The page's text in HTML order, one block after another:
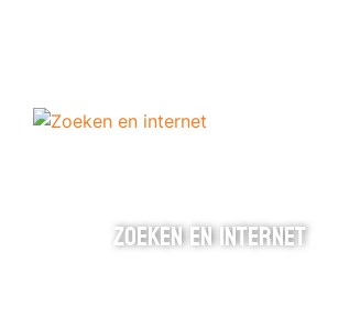
ZOEKEN EN INTERNET